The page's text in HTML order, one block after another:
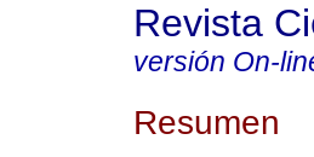
Revista
versión On-
Resumen